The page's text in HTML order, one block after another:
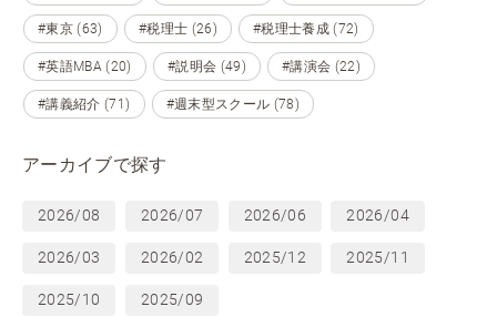
#東京 (63) #税理士 (26) #税理士養成 (72)
#英語MBA (20) #説明会 (49) #講演会 (22)
#講義紹介 (71) #週末型スクール (78)
アーカイブで探す
2026/08 2026/07 2026/06 2026/04
2026/03 2026/02 2025/12 2025/11
2025/10 2025/09